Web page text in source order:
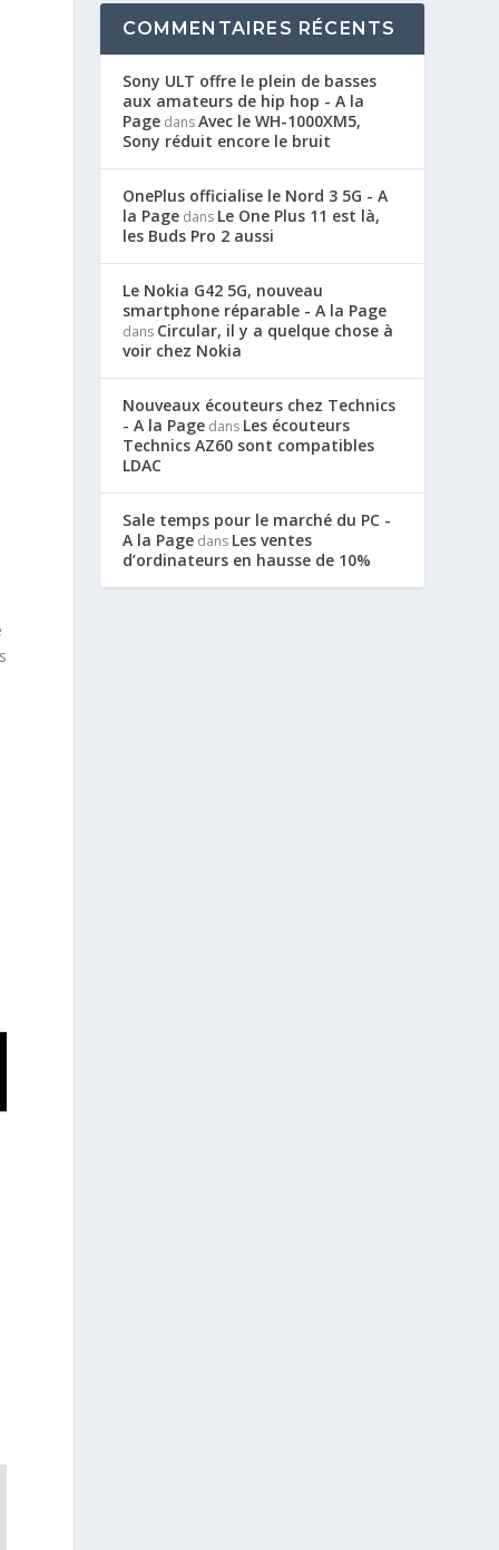
COMMENTAIRES RÉCENTS
Sony ULT offre le plein de basses
aux amateurs de hip hop - A la
Page dansAvec le WH-1000XM5,
Sony réduit encore le bruit
OnePlus officialise le Nord 3 5G - A
la Page dans Le One Plus 11 est là,
les Buds Pro 2 aussi
Le Nokia G42 5G, nouveau
smartphone réparable - A la Page
dans Circular, il y a quelque chose à
voir chez Nokia
Nouveaux écouteurs chez Technics
- A la Page dans Les écouteurs
Technics AZ60 sont compatibles
LDAC
Sale temps pour le marché du PC -
A la Page dans Les ventes
d’ordinateurs en hausse de 10%